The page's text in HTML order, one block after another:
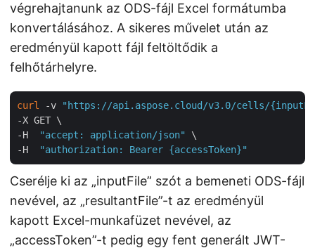
végrehajtanunk az ODS-fájl Excel formátumba
konvertálásához. A sikeres művelet után az
eredményül kapott fájl feltöltődik a
felhőtárhelyre.
curl -v
"https://api.aspose.cloud/v3.0/cells/
-X GET \
-H
"accept: application/json"
\
-H
"authorization: Bearer {accessToken}"
Cserélje ki az „inputFile” szót a bemeneti ODS-fájl
nevével, az „resultantFile”-t az eredményül
kapott Excel-munkafüzet nevével, az
„accessToken”-t pedig egy fent generált JWT-